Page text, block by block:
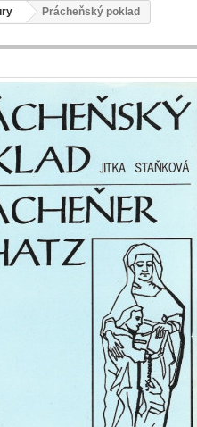
Prácheňský poklad